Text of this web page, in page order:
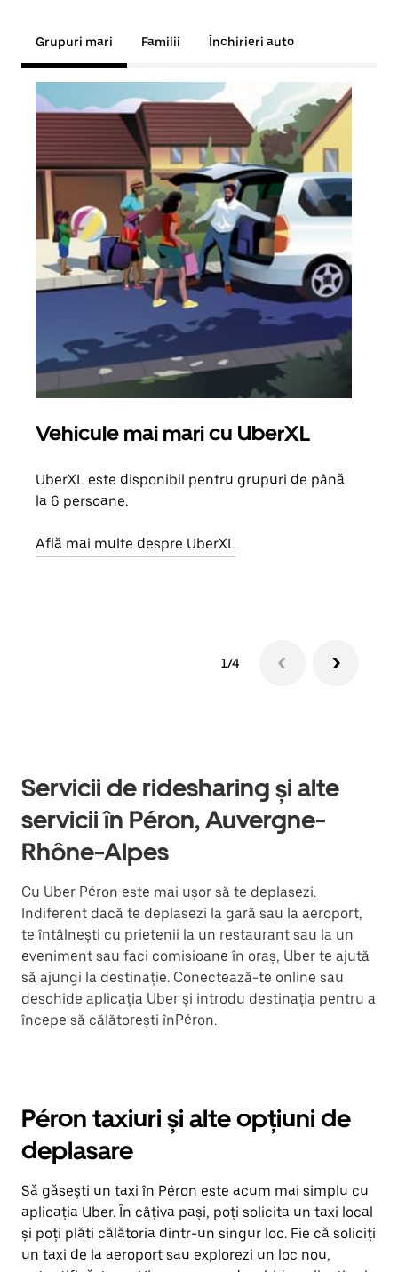
Grupuri mari Familii Închirieri auto
Vehicule mai mari cu UberXL
UberXL este disponibil pentru grupuri de până
la 6 persoane.
Află mai multe despre UberXL
1/4
Servicii de ridesharing și alte
servicii în Péron, Auvergne-
Rhône-Alpes
Cu Uber Péron este mai ușor să te deplasezi.
Indiferent dacă te deplasezi la gară sau la aeroport,
te întâlnești cu prietenii la un restaurant sau la un
eveniment sau faci comisioane în oraș, Uber te ajută
să ajungi la destinație. Conectează-te online sau
deschide aplicația Uber și introdu destinația pentru a
începe să călătorești înPéron.
Péron taxiuri și alte opțiuni de
deplasare
Să găsești un taxi în Péron este acum mai simplu cu
aplicația Uber. În câțiva pași, poți solicita un taxi local
și poți plăti călătoria dintr-un singur loc. Fie că soliciți
un taxi de la aeroport sau explorezi un loc nou,